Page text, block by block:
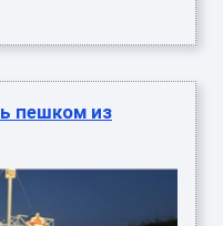
пешком из